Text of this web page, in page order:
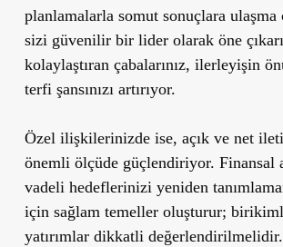
planlamalarla somut sonuçlara ulaşma
sizi güvenilir bir lider olarak öne
kolaylaştıran çabalarınız, ilerleyişin
terfi şansınızı artırıyor.
Özel ilişkilerinizde ise, açık ve net
önemli ölçüde güçlendiriyor. Finansal
vadeli hedeflerinizi yeniden
için sağlam temeller oluşturur;
yatırımlar dikkatli değerlendirilmelidir.